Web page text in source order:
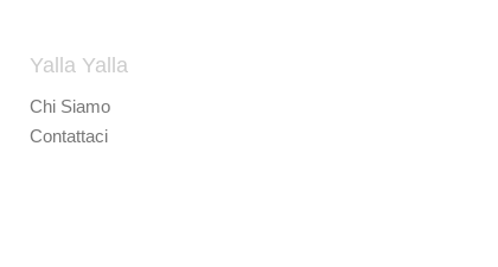
Yalla Yalla
Chi Siamo
Contattaci